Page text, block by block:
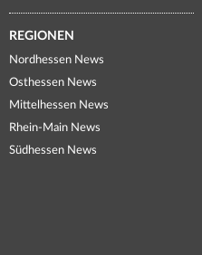
REGIONEN
Nordhessen News
Osthessen News
Mittelhessen News
Rhein-Main News
Südhessen News